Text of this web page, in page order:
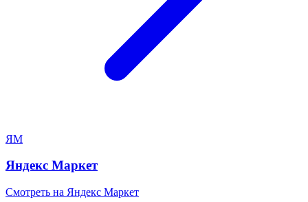
ЯМ
Яндекс Маркет
Смотреть на Яндекс Маркет